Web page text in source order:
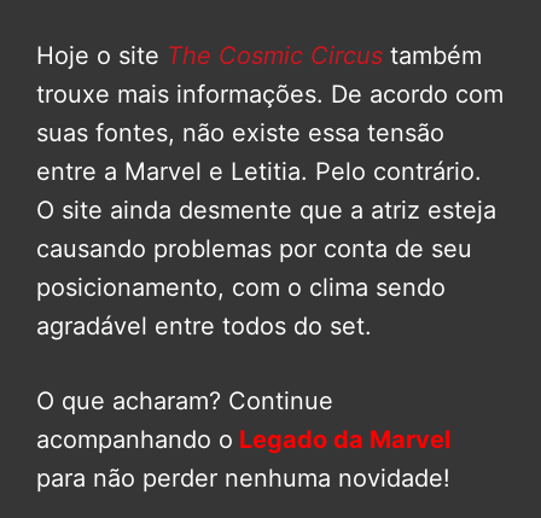
Hoje o site The Cosmic Circus também
trouxe mais informações. De acordo com
suas fontes, não existe essa tensão
entre a Marvel e Letitia. Pelo contrário.
O site ainda desmente que a atriz esteja
causando problemas por conta de seu
posicionamento, com o clima sendo
agradável entre todos do set.
O que acharam? Continue
acompanhando o Legado da Marvel
para não perder nenhuma novidade!